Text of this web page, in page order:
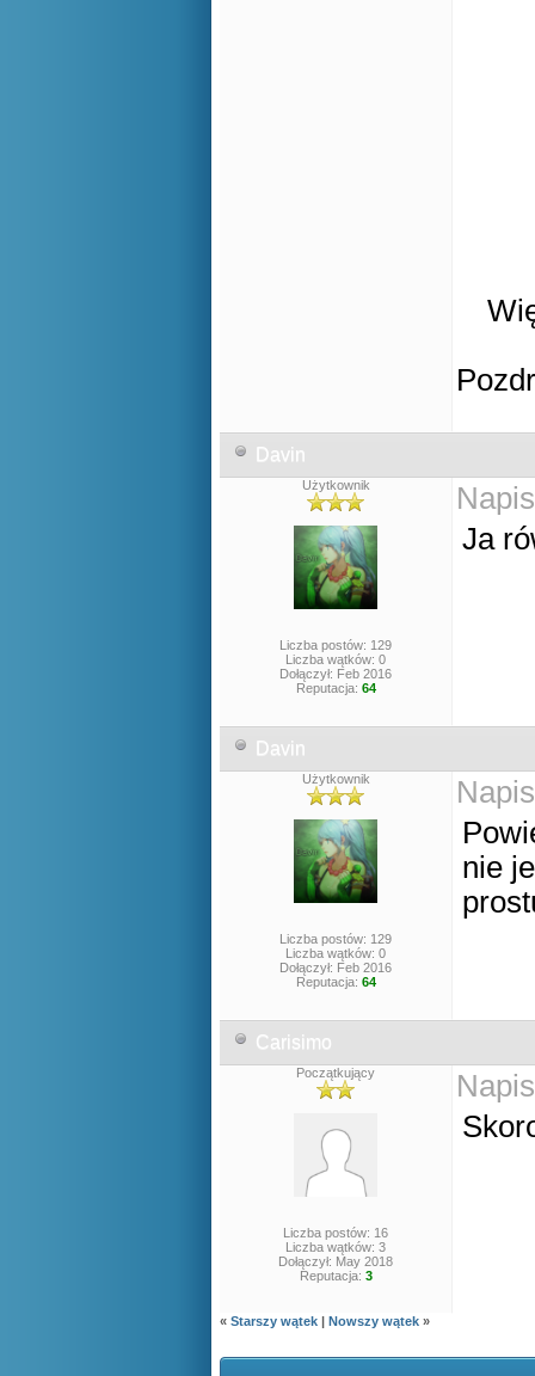
Davin
Użytkownik
Liczba postów: 129
Liczba wątków: 0
Dołączył: Feb 2016
Reputacja: 64
Ja
Davin
Użytkownik
Liczba postów: 129
Liczba wątków: 0
Dołączył: Feb 2016
Reputacja: 64
nie
Carisimo
Początkujący
Liczba postów: 16
Liczba wątków: 3
Dołączył: May 2018
Reputacja: 3
« Starszy wątek | Nowszy wątek »